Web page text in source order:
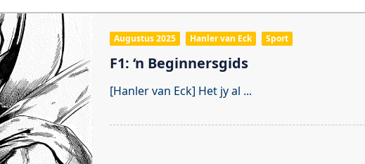
Augustus 2025 Hanler van Eck Sport
F1: ‘n Beginnersgids
[Hanler van Eck] Het jy al ...